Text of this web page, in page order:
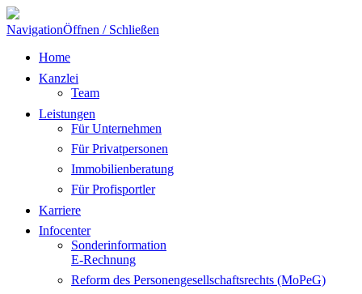
NavigationÖffnen / Schließen
Home
Kanzlei
Team
Leistungen
Für Unternehmen
Für Privatpersonen
Immobilienberatung
Für Profisportler
Karriere
Infocenter
Sonderinformation
E-Rechnung
Reform des Personengesellschaftsrechts (MoPeG)